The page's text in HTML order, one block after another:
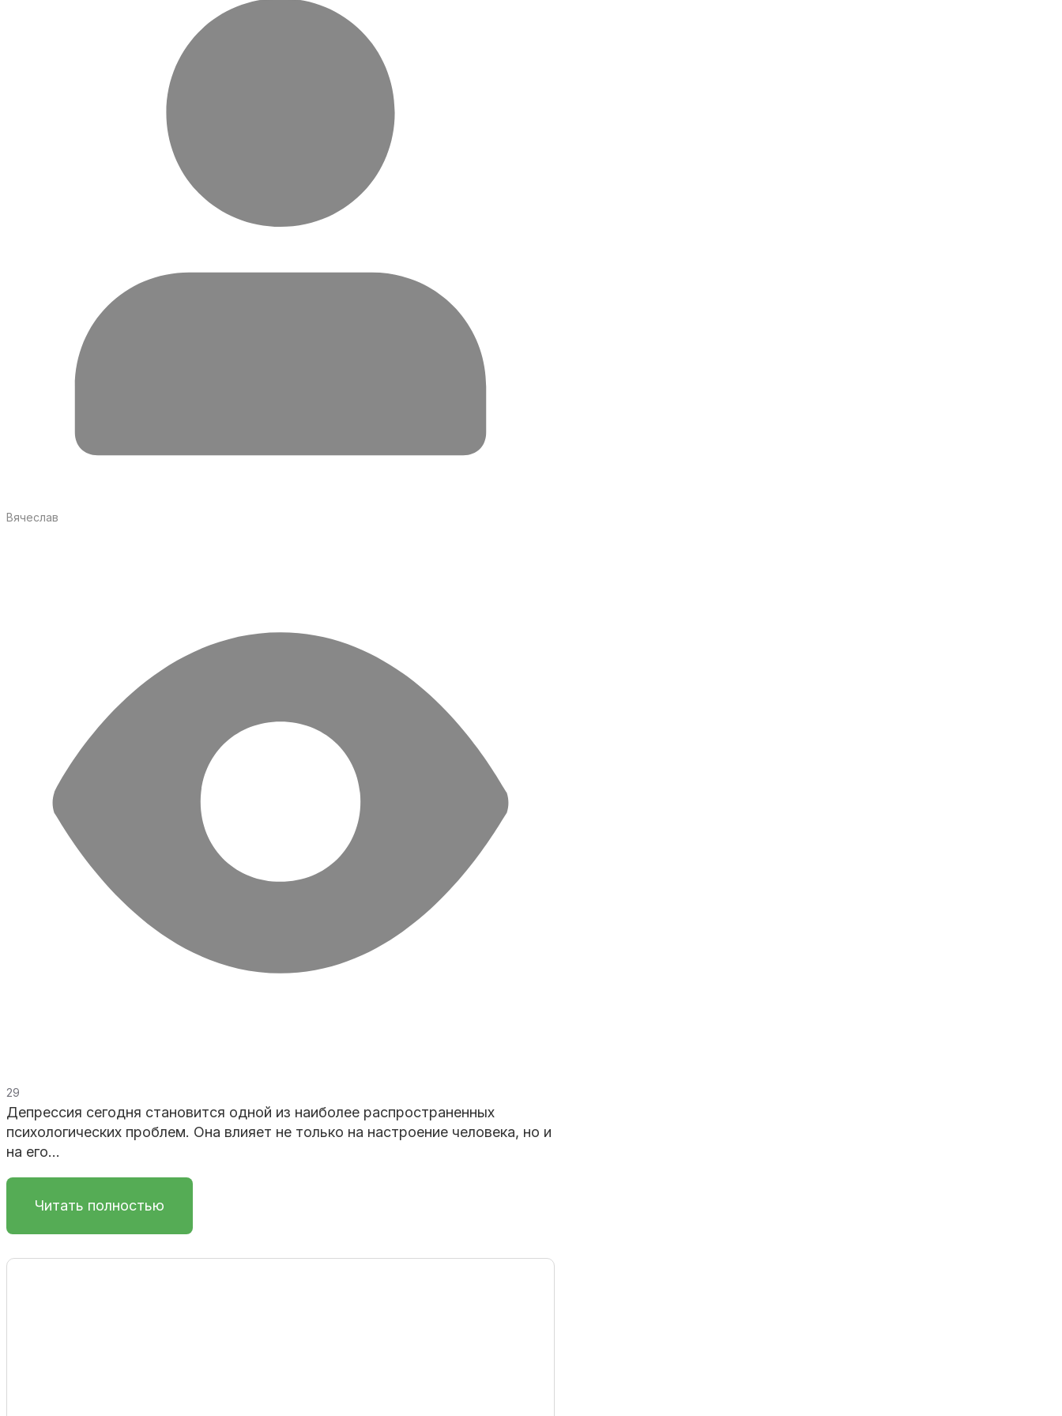
Вячеслав
29
Депрессия сегодня становится одной из наиболее распространенных
психологических проблем. Она влияет не только на настроение человека, но и
на его...
Читать полностью